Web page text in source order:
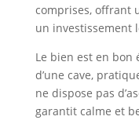
comprises, offrant
un investissement
Le bien est en bon
d’une cave,
ne dispose pas
garantit calme et